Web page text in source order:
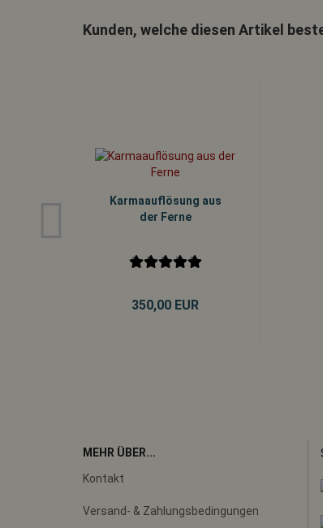
Kunden, welche diesen Artikel
Karmaauflösung aus
der Ferne
350,00 EUR
MEHR ÜBER...
Kontakt
Versand- & Zahlungsbedingungen